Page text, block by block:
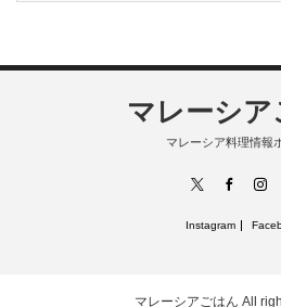
マレーシア
マレーシア料理情報
RSS
Instagram
マレーシアごはん All